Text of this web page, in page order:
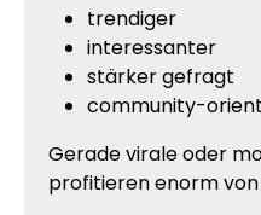
trendiger
interessanter
stärker gefragt
community-
Gerade virale oder
profitieren enorm